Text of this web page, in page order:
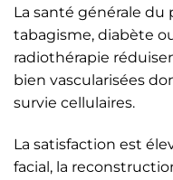
La santé générale du
tabagisme, diabète
radiothérapie
bien vascularisées
survie cellulaires.
La satisfaction est
facial, la